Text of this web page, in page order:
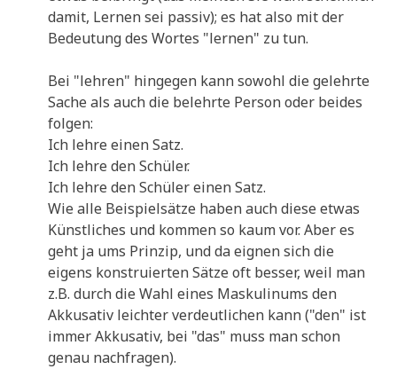
damit, Ler­nen sei pas­siv); es hat also mit der
Bedeu­tung des Wor­tes "ler­nen" zu tun.
Bei "leh­ren" hin­ge­gen kann sowohl die gelehr­te
Sache als auch die belehr­te Per­son oder bei­des
folgen:
Ich leh­re einen Satz.
Ich leh­re den Schüler.
Ich leh­re den Schü­ler einen Satz.
Wie alle Bei­spiel­sät­ze haben auch die­se etwas
Künst­li­ches und kom­men so kaum vor. Aber es
geht ja ums Prin­zip, und da eig­nen sich die
eigens kon­stru­ier­ten Sät­ze oft bes­ser, weil man
z.B. durch die Wahl eines Mas­ku­li­nums den
Akku­sa­tiv leich­ter ver­deut­li­chen kann ("den" ist
immer Akku­sa­tiv, bei "das" muss man schon
genau nachfragen).